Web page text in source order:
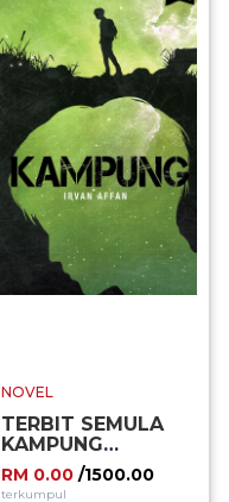
NOVEL
TERBIT SEMULA
KAMPUNG
SEMPENA PBAKL
2024
RM 0.00 /1500.00
terkumpul